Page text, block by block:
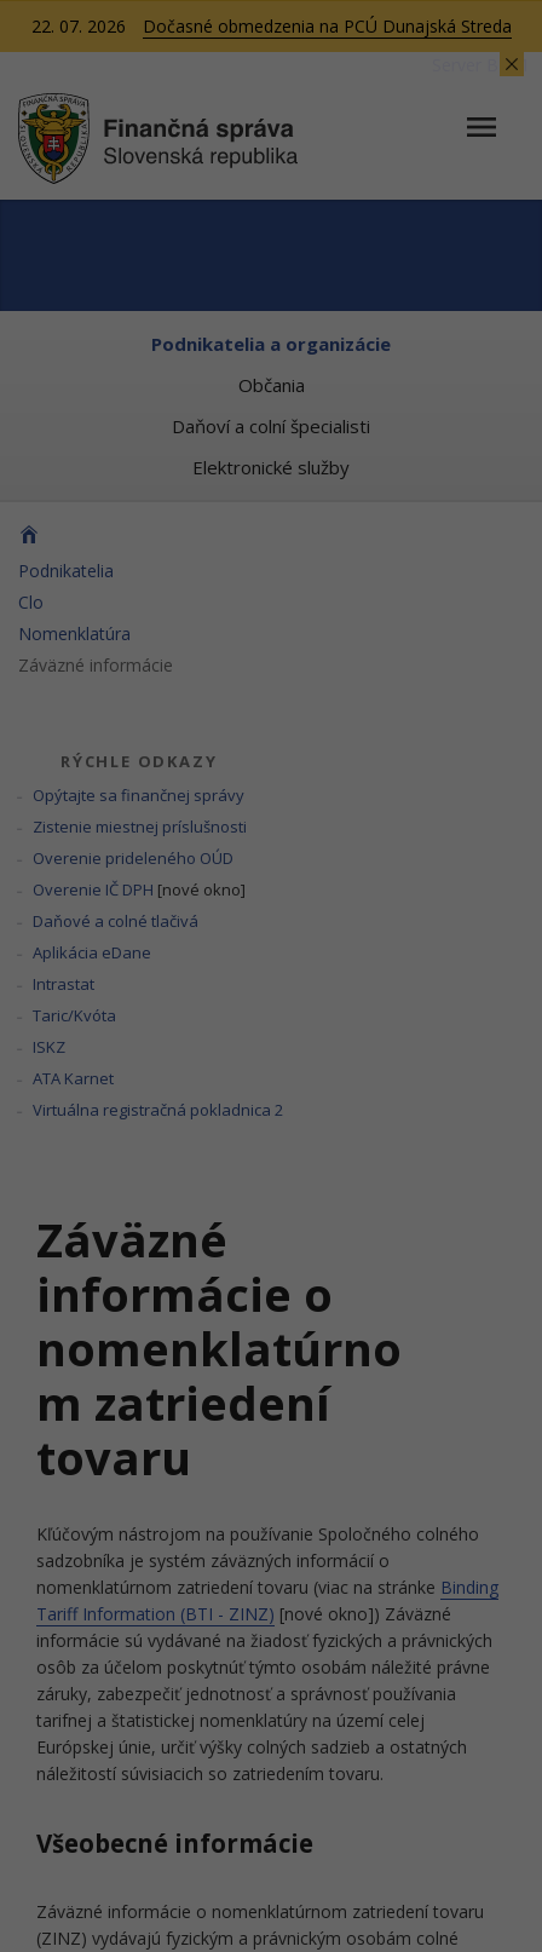
22. 07. 2026
Dočasné obmedzenia na PCÚ Dunajská Streda
Server BB01
Podnikatelia a organizácie
Občania
Daňoví a colní špecialisti
Elektronické služby
Podnikatelia
Clo
Nomenklatúra
Záväzné informácie
RÝCHLE ODKAZY
Opýtajte sa finančnej správy
Zistenie miestnej príslušnosti
Overenie prideleného OÚD
Overenie IČ DPH [nové okno]
Daňové a colné tlačivá
Aplikácia eDane
Intrastat
Taric/Kvóta
ISKZ
ATA Karnet
Virtuálna registračná pokladnica 2
Záväzné
informácie o
nomenklatúrno
m zatriedení
tovaru
Kľúčovým nástrojom na používanie Spoločného colného
sadzobníka je systém záväzných informácií o
nomenklatúrnom zatriedení tovaru (viac na stránke Binding
Tariff Information (BTI - ZINZ) [nové okno]) Záväzné
informácie sú vydávané na žiadosť fyzických a právnických
osôb za účelom poskytnúť týmto osobám náležité právne
záruky, zabezpečiť jednotnosť a správnosť používania
tarifnej a štatistickej nomenklatúry na území celej
Európskej únie, určiť výšky colných sadzieb a ostatných
náležitostí súvisiacich so zatriedením tovaru.
Všeobecné informácie
Záväzné informácie o nomenklatúrnom zatriedení tovaru
(ZINZ) vydávajú fyzickým a právnickým osobám colné